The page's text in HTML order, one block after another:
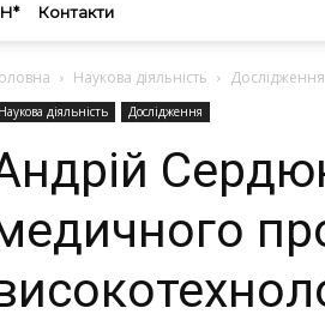
Контакти
Наукова діяльність Дослідження
Наукова діяльність Дослідження